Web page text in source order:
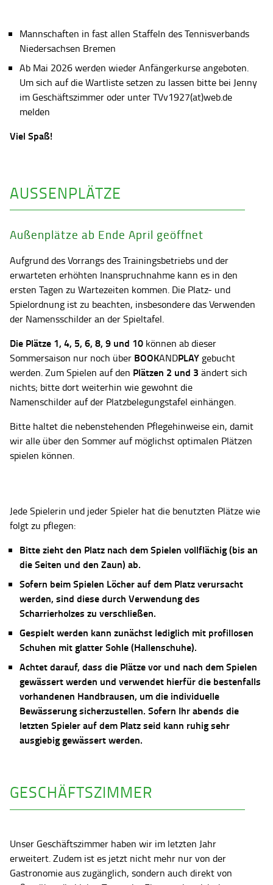
Mannschaften in fast allen Staffeln des Tennisverbands
Niedersachsen Bremen
Ab Mai 2026 werden wieder Anfängerkurse angeboten.
Um sich auf die Wartliste setzen zu lassen bitte bei Jenny
im Geschäftszimmer oder unter TVv1927(at)web.de
melden
Viel Spaß!
AUSSENPLÄTZE
Außenplätze ab Ende April geöffnet
Aufgrund des Vorrangs des Trainingsbetriebs und der
erwarteten erhöhten Inanspruchnahme kann es in den
ersten Tagen zu Wartezeiten kommen. Die Platz- und
Spielordnung ist zu beachten, insbesondere das Verwenden
der Namensschilder an der Spieltafel.
Die Plätze 1, 4, 5, 6, 8, 9 und 10 können ab dieser
Sommersaison nur noch über BOOKANDPLAY gebucht
werden. Zum Spielen auf den Plätzen 2 und 3 ändert sich
nichts; bitte dort weiterhin wie gewohnt die
Namenschilder auf der Platzbelegungstafel einhängen.
Bitte haltet die nebenstehenden Pflegehinweise ein, damit
wir alle über den Sommer auf möglichst optimalen Plätzen
spielen können.
Jede Spielerin und jeder Spieler hat die benutzten Plätze wie
folgt zu pflegen:
Bitte zieht den Platz nach dem Spielen vollflächig (bis an
die Seiten und den Zaun) ab.
Sofern beim Spielen Löcher auf dem Platz verursacht
werden, sind diese durch Verwendung des
Scharrierholzes zu verschließen.
Gespielt werden kann zunächst lediglich mit profillosen
Schuhen mit glatter Sohle (Hallenschuhe).
Achtet darauf, dass die Plätze vor und nach dem Spielen
gewässert werden und verwendet hierfür die bestenfalls
vorhandenen Handbrausen, um die individuelle
Bewässerung sicherzustellen. Sofern Ihr abends die
letzten Spieler auf dem Platz seid kann ruhig sehr
ausgiebig gewässert werden.
GESCHÄFTSZIMMER
Unser Geschäftszimmer haben wir im letzten Jahr
erweitert. Zudem ist es jetzt nicht mehr nur von der
Gastronomie aus zugänglich, sondern auch direkt von